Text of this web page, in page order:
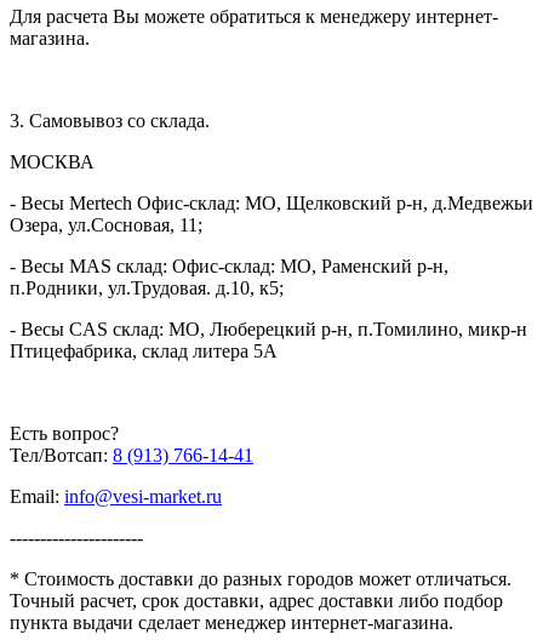
5. Угол охвата: 40*32 градуса.
Штрих, Меркурий, Atol и прочих брендов. Для подключения
используется USB-HID кабель. Опционально можно
Устройство можно использовать в оптовых и розничных
магазинах, в аптеках, на автозаправках, в кафе и ресторанах, в
Преимущества модели
Считыватель Mertech 2310 адаптирован для маркировки
Сканер быстро считывает популярные штрих-коды. Он был
меховыми изделиями, лекарственными препаратами.
Автоматическое
сканирование
сложных
Питание сканера
Устойчивость к
внешним
IP54
Температура
эксплуатации
0°С ~ +50°С
Температура
хранения
'-40°С ~ +70°С
Допустимая
сканера
Материал
размеры
(ШхДхВ), мм
170 * 95 * 70
Вес сканера
132 гр
Для расчета Вы можете обратиться к менеджеру интернет-
магазина.
3. Самовывоз со склада.
МОСКВА
- Весы Mertech Офис-склад: МО, Щелковский р-н, д.Медвежьи
Озера, ул.Сосновая, 11;
- Весы MAS склад: Офис-склад: МО, Раменский р-н,
п.Родники, ул.Трудовая. д.10, к5;
- Весы CAS склад: МО, Люберецкий р-н, п.Томилино, микр-н
Птицефабрика, склад литера 5А
Есть вопрос?
Тел/Вотсап: 8 (913) 766-14-41
Email: info@vesi-market.ru
----------------------
* Стоимость доставки до разных городов может отличаться.
Точный расчет, срок доставки, адрес доставки либо подбор
пункта выдачи сделает менеджер интернет-магазина.